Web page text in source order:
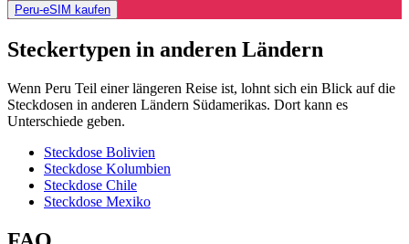
Peru-eSIM kaufen
Steckertypen in anderen Ländern
Wenn Peru Teil einer längeren Reise ist, lohnt sich ein Blick auf die
Steckdosen in anderen Ländern Südamerikas. Dort kann es
Unterschiede geben.
Steckdose Bolivien
Steckdose Kolumbien
Steckdose Chile
Steckdose Mexiko